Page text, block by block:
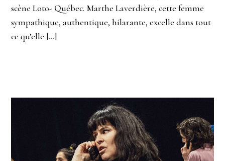
scène Loto- Québec. Marthe Laverdière, cette femme
sympathique, authentique, hilarante, excelle dans tout
ce qu’elle […]